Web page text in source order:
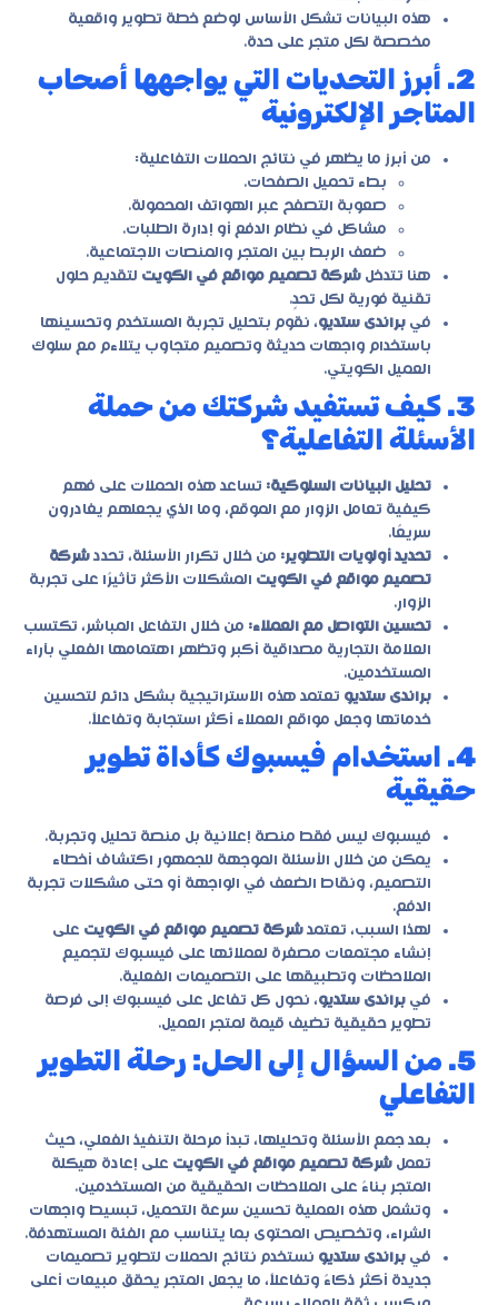
هذه البيانات تشكل الأساس لوضع خطة تطوير واقعية
مخصصة لكل متجر على حدة.
2. أبرز التحديات التي يواجهها أصحاب
المتاجر الإلكترونية
من أبرز ما يظهر في نتائج الحملات التفاعلية:
بطء تحميل الصفحات.
صعوبة التصفح عبر الهواتف المحمولة.
مشاكل في نظام الدفع أو إدارة الطلبات.
ضعف الربط بين المتجر والمنصات الاجتماعية.
هنا تتدخل شركة تصميم مواقع في الكويت لتقديم حلول
تقنية فورية لكل تحدٍ.
في براندى ستديو، نقوم بتحليل تجربة المستخدم وتحسينها
باستخدام واجهات حديثة وتصميم متجاوب يتلاءم مع سلوك
العميل الكويتي.
3. كيف تستفيد شركتك من حملة
الأسئلة التفاعلية؟
تحليل البيانات السلوكية: تساعد هذه الحملات على فهم
كيفية تعامل الزوار مع الموقع، وما الذي يجعلهم يغادرون
سريعًا.
تحديد أولويات التطوير: من خلال تكرار الأسئلة، تحدد شركة
تصميم مواقع في الكويت المشكلات الأكثر تأثيرًا على تجربة
الزوار.
تحسين التواصل مع العملاء: من خلال التفاعل المباشر، تكتسب
العلامة التجارية مصداقية أكبر وتظهر اهتمامها الفعلي بآراء
المستخدمين.
براندى ستديو تعتمد هذه الاستراتيجية بشكل دائم لتحسين
خدماتها وجعل مواقع العملاء أكثر استجابة وتفاعلاً.
4. استخدام فيسبوك كأداة تطوير
حقيقية
فيسبوك ليس فقط منصة إعلانية بل منصة تحليل وتجربة.
يمكن من خلال الأسئلة الموجهة للجمهور اكتشاف أخطاء
التصميم، ونقاط الضعف في الواجهة أو حتى مشكلات تجربة
الدفع.
لهذا السبب، تعتمد شركة تصميم مواقع في الكويت على
إنشاء مجتمعات مصغرة لعملائها على فيسبوك لتجميع
الملاحظات وتطبيقها على التصميمات الفعلية.
في براندى ستديو، نحول كل تفاعل على فيسبوك إلى فرصة
تطوير حقيقية تضيف قيمة لمتجر العميل.
5. من السؤال إلى الحل: رحلة التطوير
التفاعلي
بعد جمع الأسئلة وتحليلها، تبدأ مرحلة التنفيذ الفعلي، حيث
تعمل شركة تصميم مواقع في الكويت على إعادة هيكلة
المتجر بناءً على الملاحظات الحقيقية من المستخدمين.
وتشمل هذه العملية تحسين سرعة التحميل، تبسيط واجهات
الشراء، وتخصيص المحتوى بما يتناسب مع الفئة المستهدفة.
في براندى ستديو نستخدم نتائج الحملات لتطوير تصميمات
جديدة أكثر ذكاءً وتفاعلاً، ما يجعل المتجر يحقق مبيعات أعلى